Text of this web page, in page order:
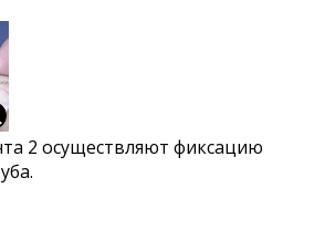
2 осуществляют фиксацию